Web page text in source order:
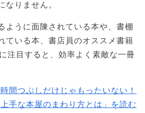
なりません。
ように面陳されている本や、書棚
ている本、書店員のオススメ書籍
注目すると、効率よく素敵な一冊
間つぶしだけじゃもったいない！
上手な本屋のまわり方とは」を読む